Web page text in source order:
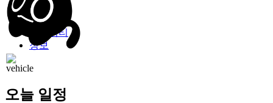
밐타운
피드
커뮤니티
정보
오늘 일정